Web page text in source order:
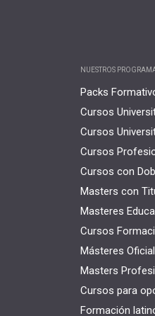
NUESTROS
Packs
Cursos
Cursos
Cursos
Cursos con
Masters con
Masteres
Cursos
Másteres
Masters
Cursos para
Formación